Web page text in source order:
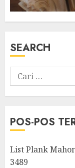
SEARCH
POS-POS
List Plank
3489